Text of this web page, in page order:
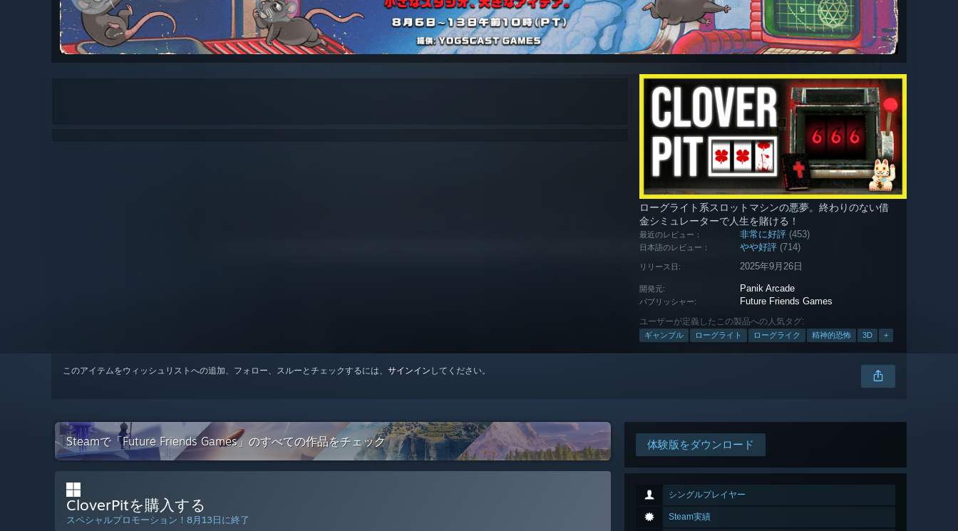
ローグライト系スロットマシンの悪夢。終わりのない借
金シミュレーターで人生を賭ける！
最近のレビュー： 非常に好評 (453)
日本語のレビュー： やや好評 (714)
リリース日: 2025年9月26日
開発元: Panik Arcade
パブリッシャー: Future Friends Games
ユーザーが定義したこの製品への人気タグ:
ギャンブル ローグライト ローグライク 精神的恐怖 3D +
このアイテムをウィッシュリストへの追加、フォロー、スルーとチェックするには、 サインイン してください。
体験版をダウンロード
シングルプレイヤー
Steam実績
Steamで「Future Friends Games」のすべての作品をチェック
CloverPitを購入する
スペシャルプロモーション！8月13日に終了